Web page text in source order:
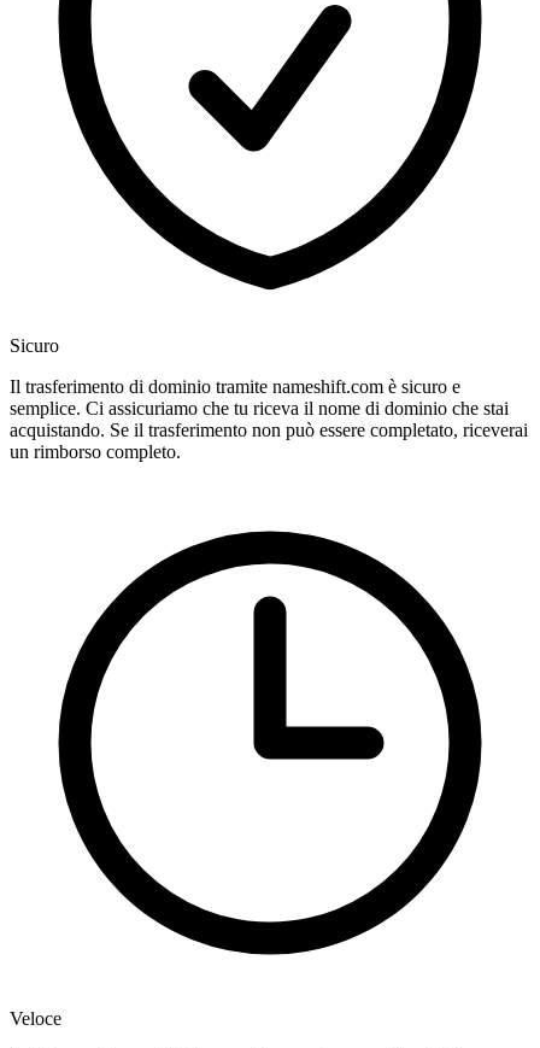
Sicuro
Il trasferimento di dominio tramite nameshift.com è sicuro e
semplice. Ci assicuriamo che tu riceva il nome di dominio che stai
acquistando. Se il trasferimento non può essere completato, riceverai
un rimborso completo.
Veloce